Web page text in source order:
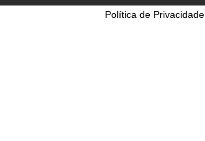
Política de Privacidade